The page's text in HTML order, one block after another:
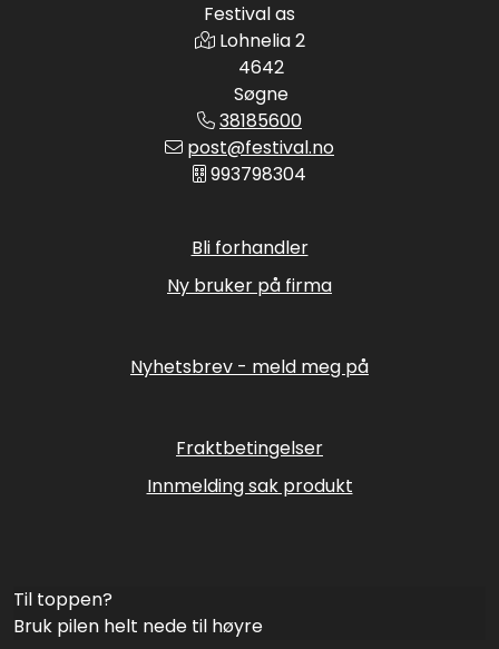
Festival as
Lohnelia 2
4642
Søgne
38185600
post@festival.no
993798304
Bli forhandler
Ny bruker på firma
Nyhetsbrev - meld meg på
Fraktbetingelser
Innmelding sak produkt
Til toppen?
Bruk pilen helt nede til høyre